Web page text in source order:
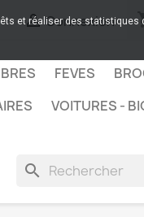
 Connexion
FEVES
VOITURES -
search
et réaliser des statistiques